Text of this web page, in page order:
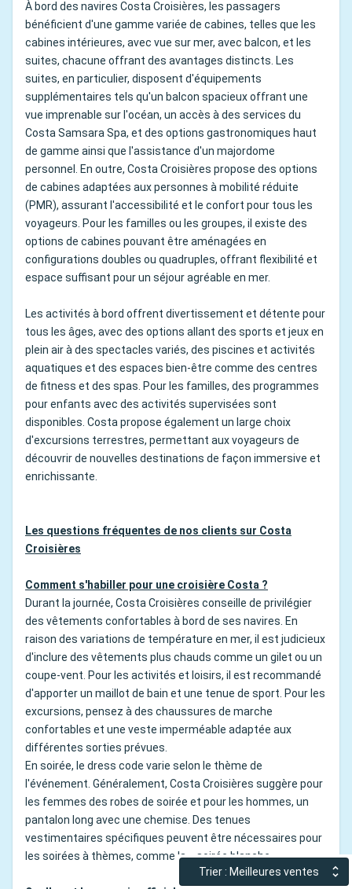
Trier : Meilleures ventes
À bord des navires Costa Croisières, les passagers
bénéficient d'une gamme variée de cabines, telles que les
cabines intérieures, avec vue sur mer, avec balcon, et les
suites, chacune offrant des avantages distincts. Les
suites, en particulier, disposent d'équipements
supplémentaires tels qu'un balcon spacieux offrant une
vue imprenable sur l'océan, un accès à des services du
Costa Samsara Spa, et des options gastronomiques haut
de gamme ainsi que l'assistance d'un majordome
personnel. En outre, Costa Croisières propose des options
de cabines adaptées aux personnes à mobilité réduite
(PMR), assurant l'accessibilité et le confort pour tous les
voyageurs. Pour les familles ou les groupes, il existe des
options de cabines pouvant être aménagées en
configurations doubles ou quadruples, offrant flexibilité et
espace suffisant pour un séjour agréable en mer.
Les activités à bord offrent divertissement et détente pour
tous les âges, avec des options allant des sports et jeux en
plein air à des spectacles variés, des piscines et activités
aquatiques et des espaces bien-être comme des centres
de fitness et des spas. Pour les familles, des programmes
pour enfants avec des activités supervisées sont
disponibles. Costa propose également un large choix
d'excursions terrestres, permettant aux voyageurs de
découvrir de nouvelles destinations de façon immersive et
enrichissante.
Les questions fréquentes de nos clients sur Costa
Croisières
Comment s'habiller pour une croisière Costa ?
Durant la journée, Costa Croisières conseille de privilégier
des vêtements confortables à bord de ses navires. En
raison des variations de température en mer, il est judicieux
d'inclure des vêtements plus chauds comme un gilet ou un
coupe-vent. Pour les activités et loisirs, il est recommandé
d'apporter un maillot de bain et une tenue de sport. Pour les
excursions, pensez à des chaussures de marche
confortables et une veste imperméable adaptée aux
différentes sorties prévues.
En soirée, le dress code varie selon le thème de
l'événement. Généralement, Costa Croisières suggère pour
les femmes des robes de soirée et pour les hommes, un
pantalon long avec une chemise. Des tenues
vestimentaires spécifiques peuvent être nécessaires pour
les soirées à thèmes, comme la « soirée blanche ».